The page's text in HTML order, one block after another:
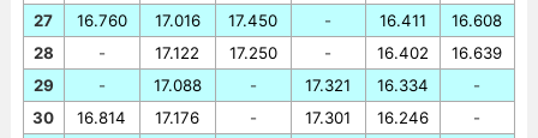
27
28
29
30
16.760
-
-
16.814
17.016
17.122
17.088
17.176
17.450
17.250
-
-
-
-
17.321
17.301
16.411
16.402
16.334
16.246
16.608
16.639
-
-